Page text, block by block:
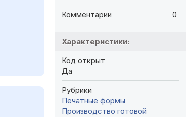
Комментарии 0
Характеристики:
Код открыт
Да
Рубрики
Печатные формы
Производство готовой